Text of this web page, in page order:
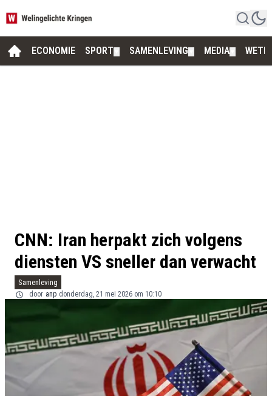
ECONOMIE SPORT SAMENLEVING MEDIA
CNN: Iran herpakt zich volgens
diensten VS sneller dan verwacht
Samenleving
door anp donderdag, 21 mei 2026 om 10:10